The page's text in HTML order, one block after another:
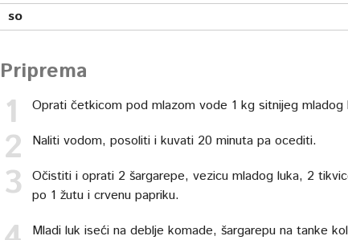
so
Priprema
Oprati četkicom pod mlazom vode 1 kg sitnijeg mladog
Naliti vodom, posoliti i kuvati 20 minuta pa ocediti.
Očistiti i oprati 2 šargarepe, vezicu mladog luka, 2
po 1 žutu i crvenu papriku.
Mladi luk iseći na deblje komade, šargarepu na tanke